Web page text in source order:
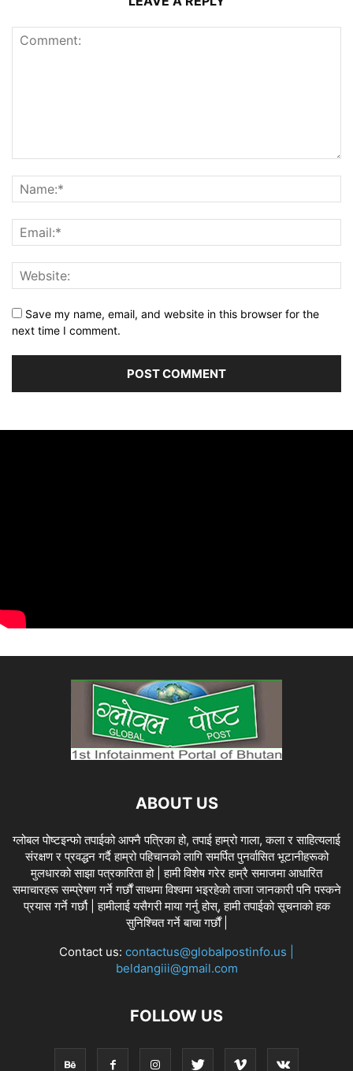
Save my name, email, and website in this browser for the
next time I comment.
ABOUT US
ग्लोबल पोष्टइन्फो तपाईको आफ्नै पत्रिका हो, तपाई हाम्रो गाला, कला र साहित्यलाई
संरक्षण र प्रवद्धन गर्दै हाम्रो पहिचानको लागि समर्पित पुनर्वासित भूटानीहरूको
मुलधारको साझा पत्रकारिता हो | हामी विशेष गरेर हाम्रै समाजमा आधारित
समाचारहरू सम्प्रेषण गर्ने गर्छौं साथमा विश्वमा भइरहेको ताजा जानकारी पनि पस्कने
प्रयास गर्ने गर्छौ | हामीलाई यसैगरी माया गर्नु होस्, हामी तपाईको सूचनाको हक
सुनिश्चित गर्ने बाचा गर्छौं |
Contact us: contactus@globalpostinfo.us |
beldangiii@gmail.com
FOLLOW US